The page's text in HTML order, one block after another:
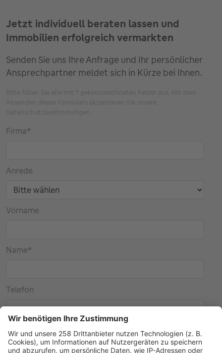
Jetzt individuell beraten lassen und
Immobilien erfolgreich vermarkten
Senden Sie uns Ihre Anfrage und Ihr persönlicher
Ansprechpartner meldet sich in Kürze bei Ihnen.
Bitte füllen Sie alle mit * gekennzeichneten Felder aus. Mit dem
Absenden dieses Formulars akzeptieren Sie unsere
Datenschutzbestimmungen.
Firma *
Anrede
Vorname
Name*
Telefon
E-Mail *